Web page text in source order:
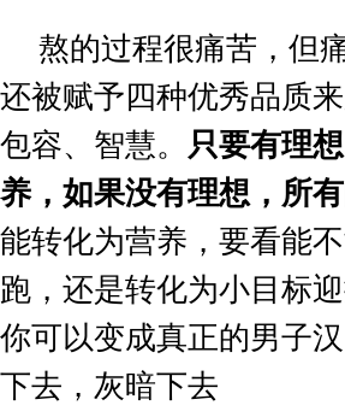
熬的过程很痛苦，但
还被赋予四种优秀品质
包容、智慧。 只要有理
养，如果没有理想，所
能转化为营养，要看能
跑，还是转化为小目标
你可以变成真正的男子
下去，灰暗下去